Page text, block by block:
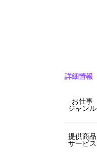
詳細情報
お仕事
ジャンル
提供商品
サービス